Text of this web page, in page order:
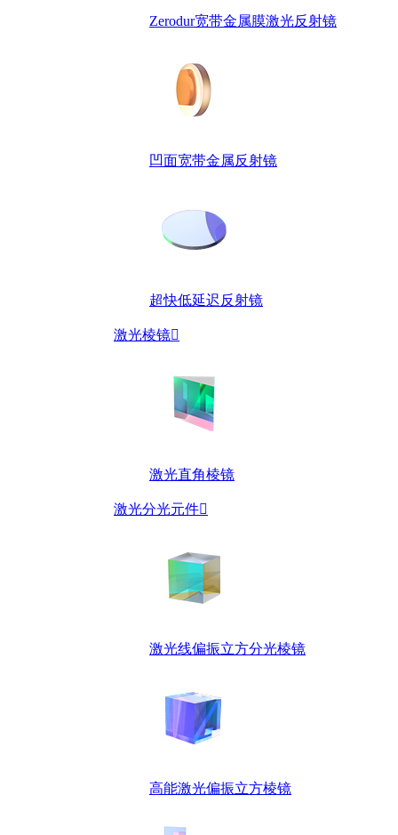
Zerodur宽带金属膜激光反射镜
凹面宽带金属反射镜
超快低延迟反射镜
激光棱镜
激光直角棱镜
激光分光元件
激光线偏振立方分光棱镜
高能激光偏振立方棱镜